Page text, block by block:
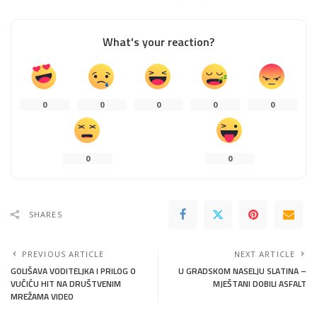
What's your reaction?
0 0 0 0 0
0 0
SHARES
PREVIOUS ARTICLE
GOLIŠAVA VODITELJKA I PRILOG O
VUČIĆU HIT NA DRUŠTVENIM
MREŽAMA VIDEO
NEXT ARTICLE
U GRADSKOM NASELJU SLATINA –
MJEŠTANI DOBILI ASFALT